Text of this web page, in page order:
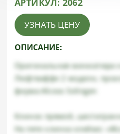
АРТИКУЛ: 2062
УЗНАТЬ ЦЕНУ
ОПИСАНИЕ:
Оригинальная миниатюра
Люфтваффе 2 модели,
фирма Alcoso Solingen
Клинок прямой,
На пяте клинка клеймо: